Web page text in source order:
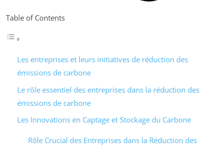
Table of Contents
Les entreprises et leurs initiatives de réduction des
émissions de carbone
Le rôle essentiel des entreprises dans la réduction des
émissions de carbone
Les Innovations en Captage et Stockage du Carbone
Rôle Crucial des Entreprises dans la Réduction des